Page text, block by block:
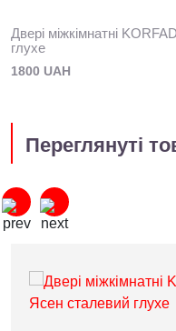
Двері міжкімнатні
глухе
1800 UAH
Переглянуті